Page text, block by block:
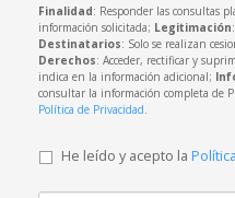
Finalidad: Responder las consultas
información solicitada; Legitimación
Destinatarios: Solo se realizan
Derechos: Acceder, rectificar y
indica en la información adicional;
consultar la información completa de
Política de Privacidad.
He leído y acepto la